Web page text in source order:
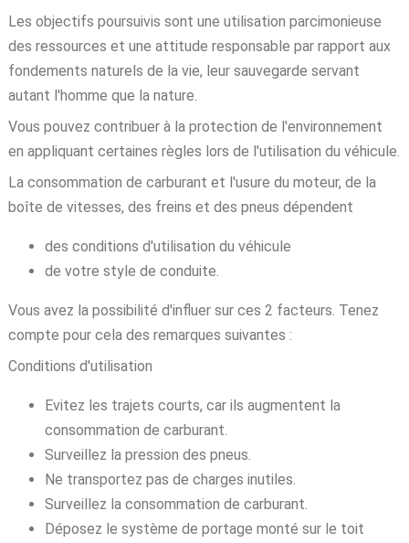
Les objectifs poursuivis sont une utilisation parcimonieuse
des ressources et une attitude responsable par rapport aux
fondements naturels de la vie, leur sauvegarde servant
autant l'homme que la nature.
Vous pouvez contribuer à la protection de l'environnement
en appliquant certaines règles lors de l'utilisation du véhicule.
La consommation de carburant et l'usure du moteur, de la
boîte de vitesses, des freins et des pneus dépendent
des conditions d'utilisation du véhicule
de votre style de conduite.
Vous avez la possibilité d'influer sur ces 2 facteurs. Tenez
compte pour cela des remarques suivantes :
Conditions d'utilisation
Evitez les trajets courts, car ils augmentent la
consommation de carburant.
Surveillez la pression des pneus.
Ne transportez pas de charges inutiles.
Surveillez la consommation de carburant.
Déposez le système de portage monté sur le toit